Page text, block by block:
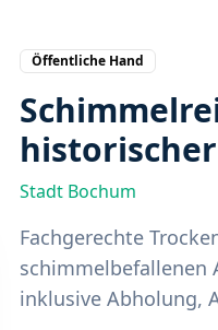
Öffentliche Hand
Stadt Bochum
Fachgerechte
schimmelbefallenen
inklusive Abholung,